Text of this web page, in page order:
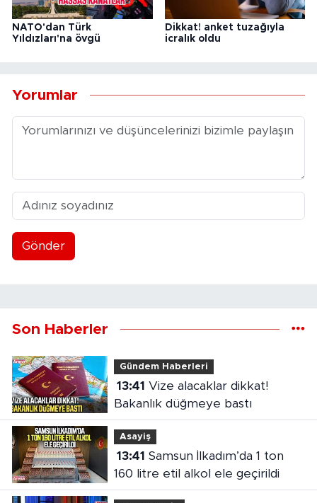
NATO'dan Türk
Yıldızları'na övgü
Dikkat! anket tuzağıyla
icralık oldu
Yorumlar
Gönder
Son Haberler
Gündem Haberleri
13:41
Bakanlık düğmeye bastı
Asayiş
13:41
160 litre etil alkol ele geçirildi